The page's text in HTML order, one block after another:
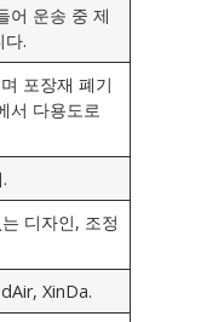
어 운송 중 제
다.
포장재 폐기
서 다용도로
디자인, 조정
XinDa.